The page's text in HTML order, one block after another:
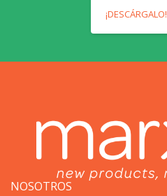
¡DESCÁRGALO!
NOSOTROS